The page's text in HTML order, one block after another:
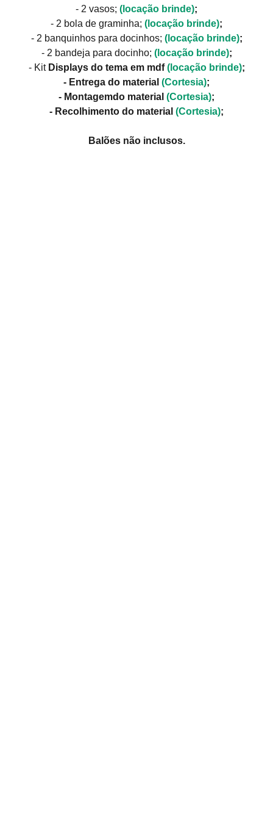
- 2 vasos; (locação brinde);
- 2 bola de graminha; (locação brinde);
- 2 banquinhos para docinhos; (locação brinde);
- 2 bandeja para docinho; (locação brinde);
- Kit Displays do tema em mdf(locação brinde);
- Entrega do material (Cortesia);
- Montagemdo material (Cortesia);
- Recolhimento do material (Cortesia);
Balões não inclusos.